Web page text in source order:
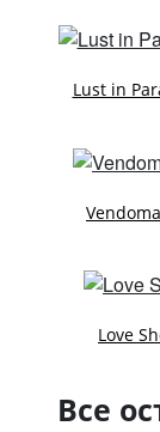
Lust in
Love
Все